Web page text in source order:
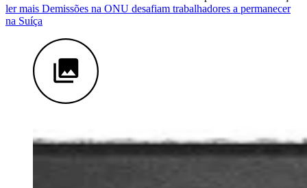
ler mais Demissões na ONU desafiam trabalhadores a permanecer
na Suíça